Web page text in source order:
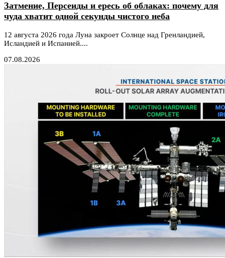
Затмение, Персеиды и ересь об облаках: почему для
чуда хватит одной секунды чистого неба
12 августа 2026 года Луна закроет Солнце над Гренландией,
Исландией и Испанией....
07.08.2026